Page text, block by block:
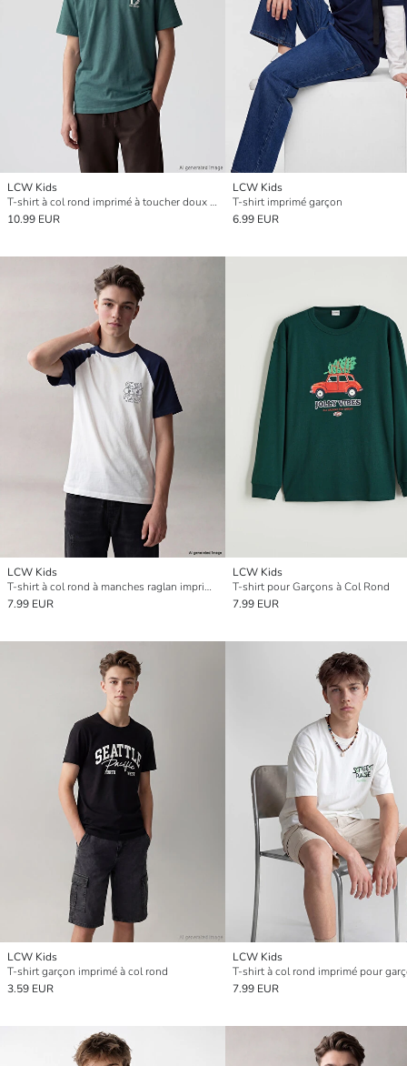
LCW Kids
T-shirt à col rond imprimé à toucher doux pour garçons
10.99 EUR
LCW Kids
T-shirt imprimé garçon
6.99 EUR
LCW Kids
T-shirt à col rond à manches raglan imprimé pour garçon
7.99 EUR
LCW Kids
T-shirt pour Garçons à Col Rond
7.99 EUR
LCW Kids
T-shirt garçon imprimé à col rond
3.59 EUR
LCW Kids
T-shirt à col rond imprimé pour
7.99 EUR